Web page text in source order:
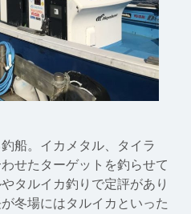
船。イカメタル、タイラ
せたターゲットを釣らせて
タルイカ釣りで定評があり
冬場にはタルイカといった